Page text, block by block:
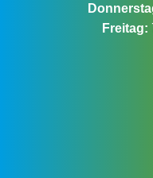
Freitag: